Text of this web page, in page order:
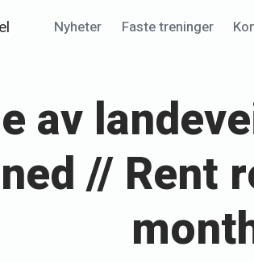
Nyheter Faste treninger
av
// Rent